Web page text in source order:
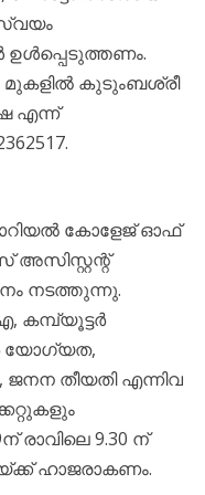
ഉള്‍പ്പെടുത്തണം.
മുകളില്‍ കുടുംബശ്രീ
എന്ന്
കോളേജ് ഓഫ്
നടത്തുന്നു.
കമ്പ്യൂട്ടര്‍
യോഗ്യത,
തീയതി എന്നിവ
9.30 ന്
ഹാജരാകണം.